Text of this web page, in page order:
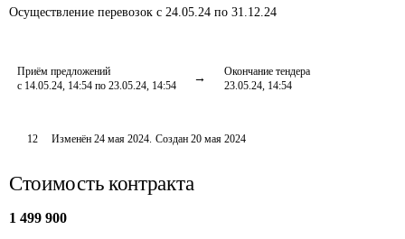
Осуществление перевозок с 24.05.24 по 31.12.24
Приём предложений
с 14.05.24, 14:54 по 23.05.24, 14:54
Окончание тендера
23.05.24, 14:54
12 Изменён24 мая 2024. Создан 20 мая 2024
Стоимость контракта
1 499 900